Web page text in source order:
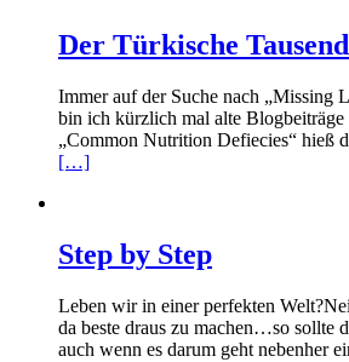
Der Türkische
Immer auf der Suche nach „Missing
bin ich kürzlich mal alte Blogbeiträge
„Common Nutrition Defiecies“ hieß
[…]
Step by Step
Leben wir in einer perfekten
da beste draus zu machen…so sollte
auch wenn es darum geht nebenher